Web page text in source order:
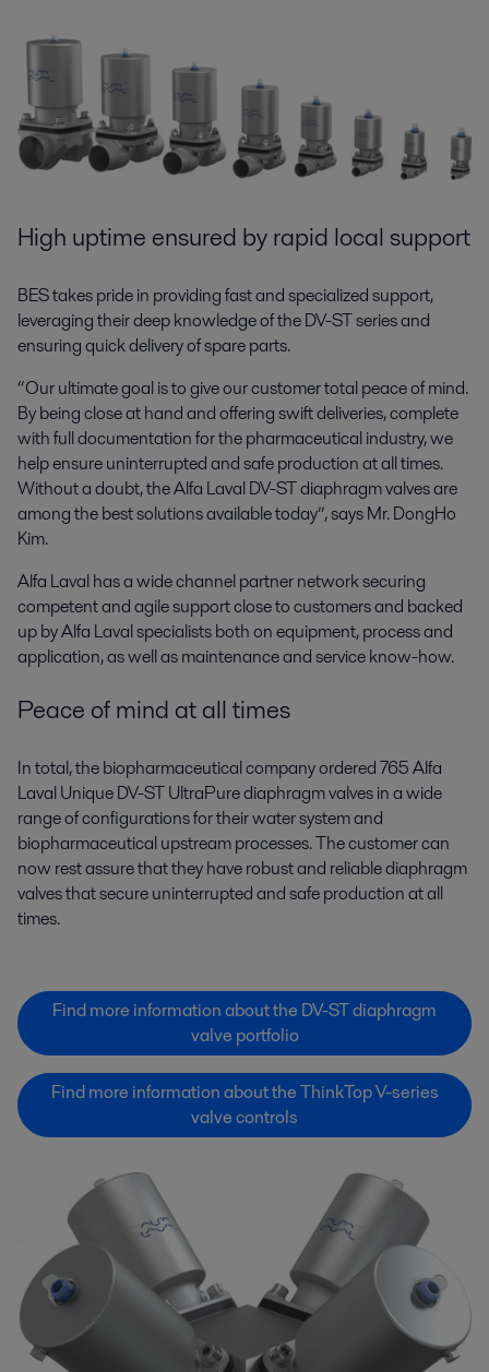
High uptime ensured by rapid local support
BES takes pride in providing fast and specialized support,
leveraging their deep knowledge of the DV-ST series and
ensuring quick delivery of spare parts.
“Our ultimate goal is to give our customer total peace of mind.
By being close at hand and offering swift deliveries, complete
with full documentation for the pharmaceutical industry, we
help ensure uninterrupted and safe production at all times.
Without a doubt, the Alfa Laval DV-ST diaphragm valves are
among the best solutions available today”, says Mr. DongHo
Kim.
Alfa Laval has a wide channel partner network securing
competent and agile support close to customers and backed
up by Alfa Laval specialists both on equipment, process and
application, as well as maintenance and service know-how.
Peace of mind at all times
In total, the biopharmaceutical company ordered 765 Alfa
Laval Unique DV-ST UltraPure diaphragm valves in a wide
range of configurations for their water system and
biopharmaceutical upstream processes. The customer can
now rest assure that they have robust and reliable diaphragm
valves that secure uninterrupted and safe production at all
times.
Find more information about the DV-ST diaphragm
valve portfolio
Find more information about the ThinkTop V-series
valve controls